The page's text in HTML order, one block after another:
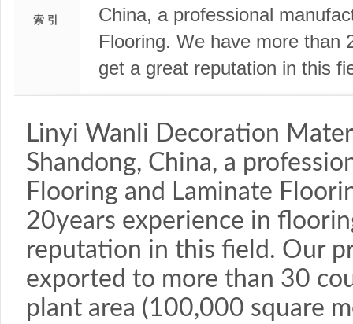
索 引
China, a professional
Flooring. We have more than
get a great reputation in this
Linyi Wanli Decoration
Shandong, China, a
Flooring and Laminate
20years experience in
reputation in this field. Our
exported to more than 30
plant area (100,000 square